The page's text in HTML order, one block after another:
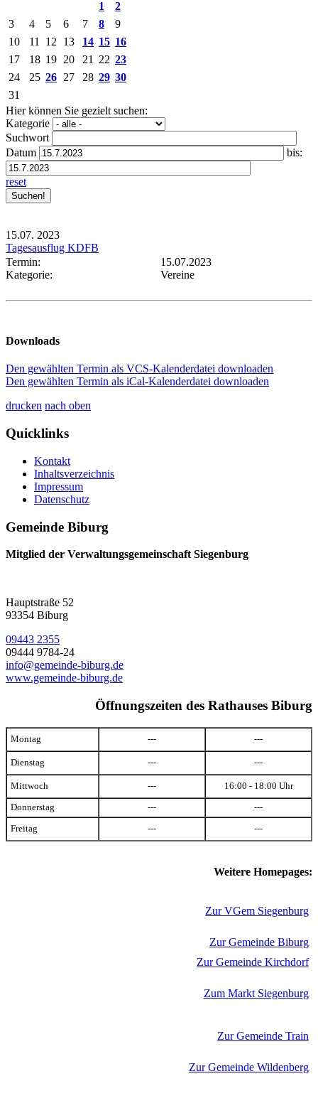
1
2
3
4 5 6 7 8
9
10
11 12 13 14 15 16
17
18 19 20 21 22 23
24
25 26 27 28 29 30
31
Hier können Sie gezielt suchen:
Kategorie
Suchwort
Datum
bis:
reset
15.07. 2023
Tagesausflug KDFB
Termin:
15.07.2023
Kategorie:
Vereine
Downloads
Den gewählten Termin als VCS-Kalenderdatei downloaden
Den gewählten Termin als iCal-Kalenderdatei downloaden
drucken nach oben
Quicklinks
Kontakt
Inhaltsverzeichnis
Impressum
Datenschutz
Gemeinde Biburg
Mitglied der Verwaltungsgemeinschaft Siegenburg
Hauptstraße 52
93354 Biburg
09443 2355
09444 9784-24
info@gemeinde-biburg.de
www.gemeinde-biburg.de
Öffnungszeiten des Rathauses Biburg
Montag --- ---
Dienstag --- ---
Mittwoch --- 16:00 - 18:00 Uhr
Donnerstag --- ---
Freitag --- ---
Weitere Homepages:
Zur VGem Siegenburg
Zur Gemeinde Biburg
Zur Gemeinde Kirchdorf
Zum Markt Siegenburg
Zur Gemeinde Train
Zur Gemeinde Wildenberg